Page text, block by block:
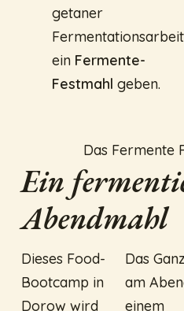
getaner
ein Fermente-
Festmahl geben.
Das Fermente
Ein
Abendmahl
Dieses Food-
Bootcamp in
Dorow wird
Das
am
einem